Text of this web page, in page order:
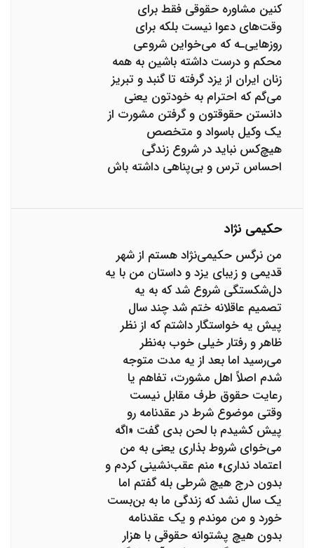
کنین مشاوره حقوقی فقط برای
وقت‌های دعوا نیست بلکه برای
روزهایی‌ـه که می‌خواین شروعی
محکم و درست داشته باشین به همه
زنان ایران از یزد گرفته تا گنبد و تبریز
می‌گم که احترام به خودتون یعنی
دانستن حقوقتون و گرفتن مشورت از
یک وکیل باسواد و متخصص
هیچ‌کس نباید در شروع زندگی
احساس ترس و بی‌پناهی داشته باش
حکیمی نژاد
من نرگس حکیمی‌نژاد هستم از شهر
قدیمی و زیبای یزد و داستان من با یه
دل‌شکستگی شروع شد که به یه
تصمیم عاقلانه ختم شد چند سال
پیش یه خواستگار داشتم که از نظر
ظاهر و رفتار خیلی خوب به‌نظر
می‌رسید اما بعد از یه مدت متوجه
شدم اصلاً اهل مشورت، تفاهم یا
رعایت حقوق طرف مقابل نیست
وقتی موضوع شرط در عقدنامه رو
پیش کشیدم با لحن بدی گفت «اگه
می‌خوای شروط بذاری یعنی به من
اعتماد نداری» منم عقب‌نشینی کردم و
بدون درج هیچ شرطی بله گفتم اما
یک سال نشد که زندگی ما به بن‌بست
خورد و من موندم و یک عقدنامه
بدون هیچ پشتوانه حقوقی با هزار